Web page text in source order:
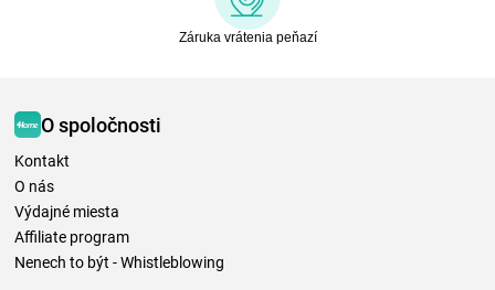
Záruka vrátenia peňazí
O spoločnosti
Kontakt
O nás
Výdajné miesta
Affiliate program
Nenech to být - Whistleblowing